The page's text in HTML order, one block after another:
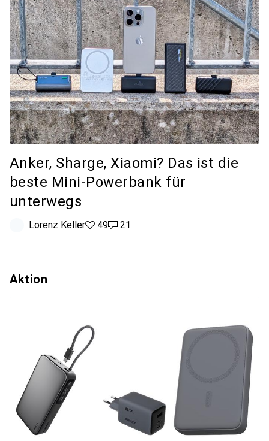
Anker, Sharge, Xiaomi? Das ist die
beste Mini-Powerbank für
unterwegs
Lorenz Keller49 Likes
4921 Kommentare
21
Aktion